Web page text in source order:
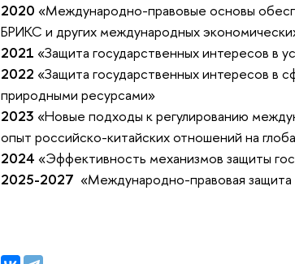
2020 «Международно-правовые основы
БРИКС и других международных
2021 «Защита государственных интересов в
2022 «Защита государственных интересов в
природными ресурсами»
2023 «Новые подходы к регулированию
опыт российско-китайских отношений на
2024 «Эффективность механизмов защиты
2025-2027 «Международно-правовая защита